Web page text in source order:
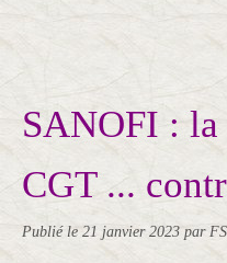
SANOFI : la
CGT ...
Publié le 21 janvier 2023 par